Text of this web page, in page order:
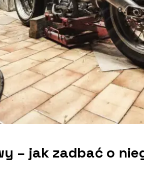
– jak zadbać o